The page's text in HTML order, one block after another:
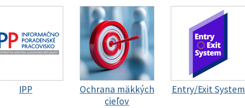
IPP
Ochrana mäkkých
cieľov
Entry/Exit System